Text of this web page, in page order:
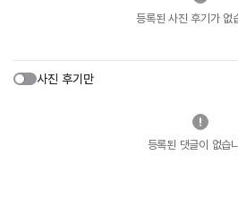
등록된 사진 후기가 없
사진 후기만
등록된 댓글이 없습